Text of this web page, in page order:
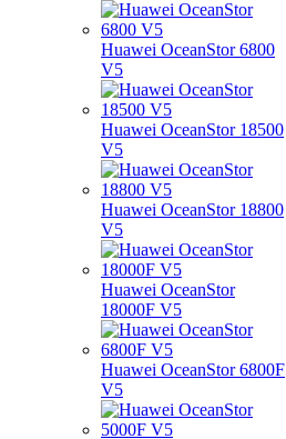
Huawei OceanStor 6800
V5
Huawei OceanStor 18500
V5
Huawei OceanStor 18800
V5
Huawei OceanStor
18000F V5
Huawei OceanStor 6800F
V5